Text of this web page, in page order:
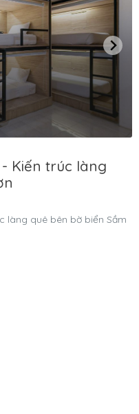
- Kiến trúc làng